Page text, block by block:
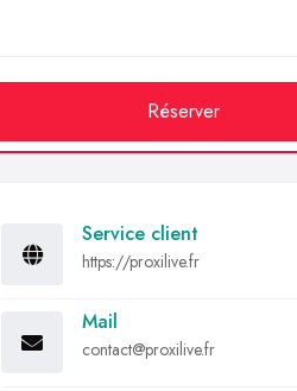
Réserver
Service client
https://proxilive.fr
Mail
contact@proxilive.fr